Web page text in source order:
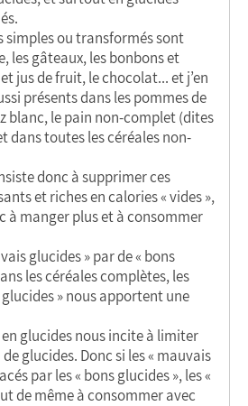
simples ou transformés sont
les gâteaux, les bonbons et
jus de fruit, le chocolat... et j’en
présents dans les pommes de
blanc, le pain non-complet (dites
dans toutes les céréales non-
donc à supprimer ces
et riches en calories « vides »,
à manger plus et à consommer
glucides » par de « bons
les céréales complètes, les
glucides » nous apportent une
glucides nous incite à limiter
glucides. Donc si les « mauvais
par les « bons glucides », les «
de même à consommer avec